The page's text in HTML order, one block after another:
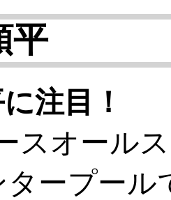
平
注目！
スオール
ープール